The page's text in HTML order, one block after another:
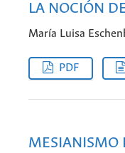
LA NOCIÓN
María Luisa
PDF
MESIANISMO